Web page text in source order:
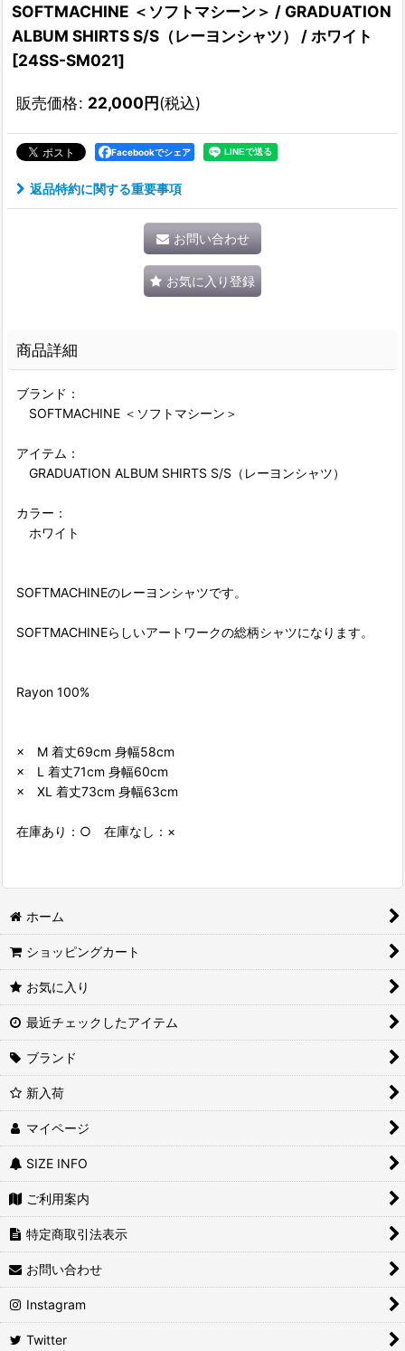
SOFTMACHINE ＜ソフトマシーン＞ / GRADUATION
ALBUM SHIRTS S/S（レーヨンシャツ） / ホワイト
[24SS-SM021]
販売価格: 22,000円(税込)
Facebookでシェア
返品特約に関する重要事項
お問い合わせ
お気に入り登録
商品詳細
ブランド：
SOFTMACHINE ＜ソフトマシーン＞
アイテム：
GRADUATION ALBUM SHIRTS S/S（レーヨンシャツ）
カラー：
ホワイト
SOFTMACHINEのレーヨンシャツです。
SOFTMACHINEらしいアートワークの総柄シャツになります。
Rayon 100%
× M 着丈69cm 身幅58cm
× L 着丈71cm 身幅60cm
× XL 着丈73cm 身幅63cm
在庫あり：○ 在庫なし：×
ホーム
ショッピングカート
お気に入り
最近チェックしたアイテム
ブランド
新入荷
マイページ
SIZE INFO
ご利用案内
特定商取引法表示
お問い合わせ
Instagram
Twitter